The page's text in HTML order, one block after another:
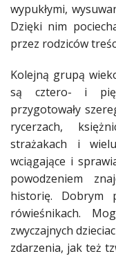
wypukłymi,
Dzięki nim
przez rodziców
Kolejną grupą
są cztero- i
przygotowały
rycerzach,
strażakach i
wciągające i
powodzeniem
historię. Dobrym
rówieśnikach.
zwyczajnych
zdarzenia, jak też